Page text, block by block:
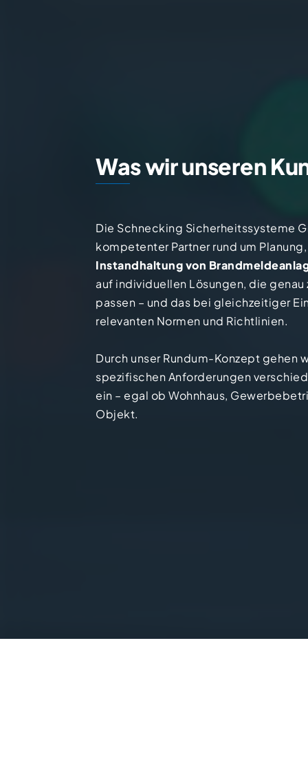
Was wir unseren
Die Schnecking Sicherheitssysteme
kompetenter Partner rund um
Instandhaltung von
auf individuellen Lösungen, die genau
passen – und das bei gleichzeitiger
relevanten Normen und Richtlinien.
Durch unser Rundum-Konzept gehen
spezifischen Anforderungen
ein – egal ob Wohnhaus,
Objekt.